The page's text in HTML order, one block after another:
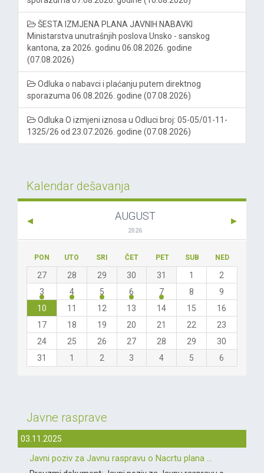
ŠESTA IZMJENA PLANA JAVNIH NABAVKI
Ministarstva unutrašnjih poslova Unsko - sanskog
kantona, za 2026. godinu 06.08.2026. godine
(07.08.2026)
Odluka o nabavci i plaćanju putem direktnog
sporazuma 06.08.2026. godine (07.08.2026)
Odluka O izmjeni iznosa u Odluci broj: 05-05/01-11-
1325/26 od 23.07.2026. godine (07.08.2026)
Kalendar dešavanja
AUGUST
2026
PON UTO SRI ČET PET SUB NED
27 28 29 30 31 1
2
3
4 5 6 7 8
9
10
11 12 13 14 15
16
17
18 19 20 21 22
23
24
25 26 27 28 29
30
31
1 2 3 4 5 6
Javne rasprave
03.11.2025
Javni poziv za Javnu raspravu o Nacrtu plana ...